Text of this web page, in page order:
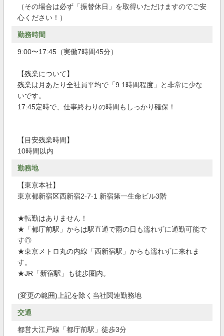
（その場合は必ず「振替休日」を取得いただけますのでご安
心ください！）
勤務時間
9:00〜17:45（実働7時間45分）
【残業について】
残業は月あたり全社員平均で「9.1時間程度」と非常に少な
いです。
17:45定時で、仕事終わりの時間もしっかり確保！
【目安残業時間】
10時間以内
勤務地
【東京本社】
東京都新宿区西新宿2-7-1 新宿第一生命ビル3階
★転勤はありません！
★「都庁前駅」からは駅直通で雨の日も濡れずに通勤可能で
す◎
★東京メトロ丸の内線「西新宿駅」からも濡れずに来れま
す。
★JR「新宿駅」も徒歩圏内。
(変更の範囲)上記を除く当社関連勤務地
交通
都営大江戸線「都庁前駅」徒歩3分